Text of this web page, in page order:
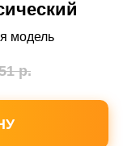
модель
р.